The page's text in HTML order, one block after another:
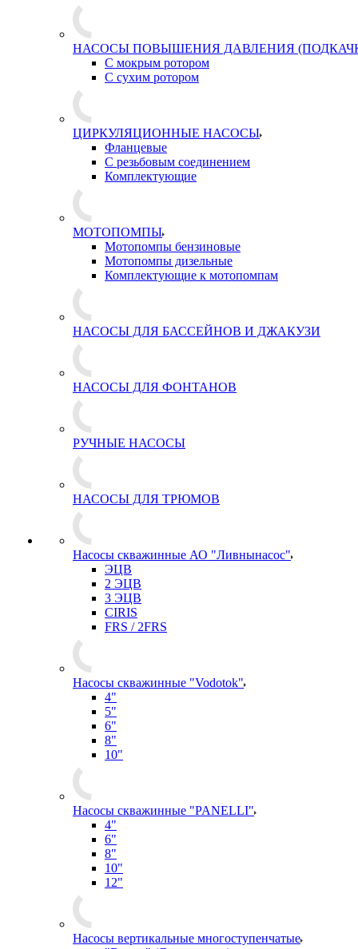
НАСОСЫ ПОВЫШЕНИЯ ДАВЛЕНИЯ
С мокрым ротором
С сухим ротором
ЦИРКУЛЯЦИОННЫЕ НАСОСЫ
Фланцевые
С резьбовым соединением
Комплектующие
МОТОПОМПЫ
Мотопомпы бензиновые
Мотопомпы дизельные
Комплектующие к мотопомпам
НАСОСЫ ДЛЯ БАССЕЙНОВ И ДЖАКУЗИ
НАСОСЫ ДЛЯ ФОНТАНОВ
РУЧНЫЕ НАСОСЫ
НАСОСЫ ДЛЯ ТРЮМОВ
Насосы скважинные АО "Ливнынасос"
ЭЦВ
2 ЭЦВ
3 ЭЦВ
CIRIS
FRS / 2FRS
Насосы скважинные "Vodotok"
4"
5"
6"
8"
10"
Насосы скважинные "PANELLI"
4"
6"
8"
10"
12"
Насосы вертикальные многоступенчатые